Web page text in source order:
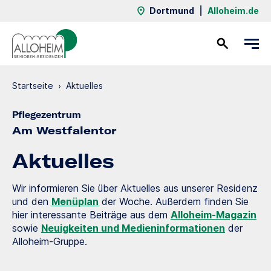
Dortmund Alloheim.de
Startseite › Aktuelles
Pflegezentrum
Am Westfalentor
Aktuelles
Wir informieren Sie über Aktuelles aus unserer Residenz
und den Menüplan der Woche. Außerdem finden Sie
hier interessante Beiträge aus dem Alloheim-Magazin
sowie Neuigkeiten und Medieninformationen der
Alloheim-Gruppe.